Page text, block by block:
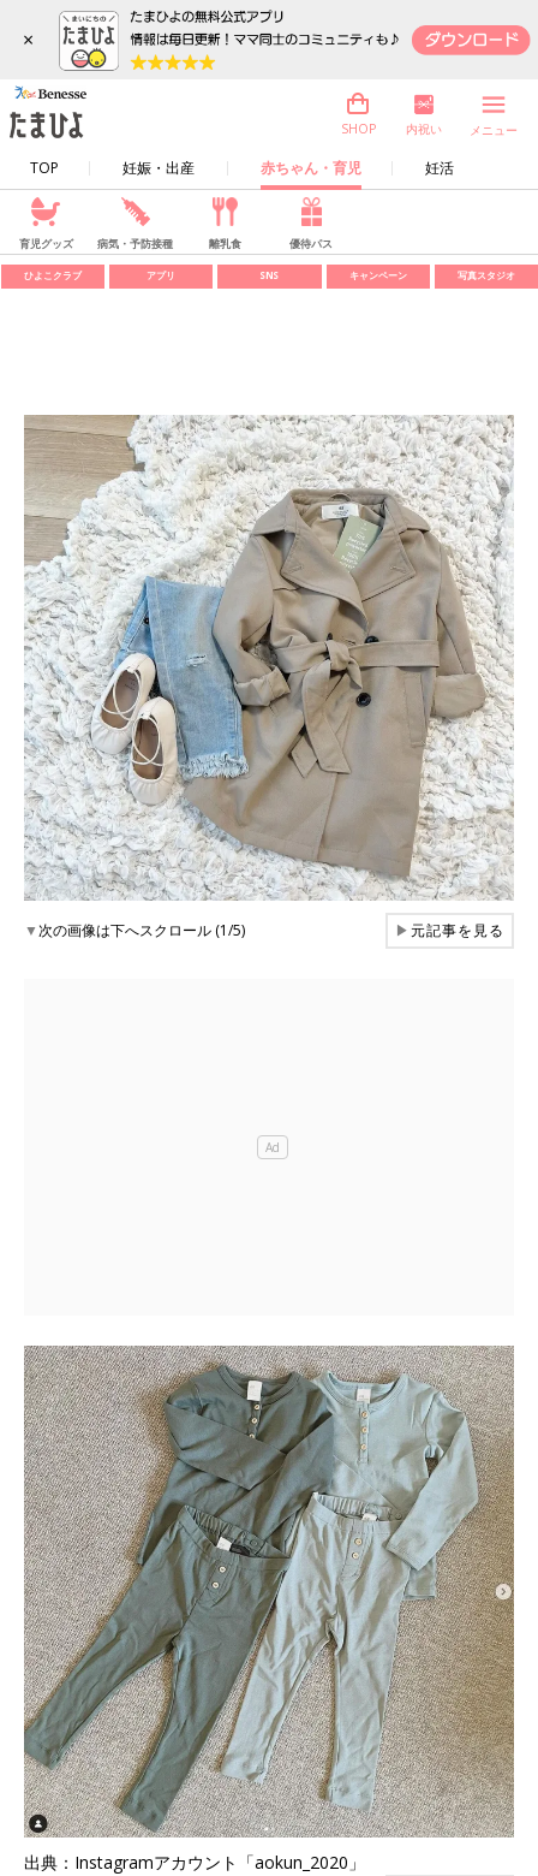
×
TOP 妊娠・出産 赤ちゃん・育児 妊活
SHOP 内祝い メニュー
育児グッズ 病気・予防接種 離乳食 優待パス
ひよこクラブ アプリ SNS キャンペーン 写真スタジオ
▼次の画像は下へスクロール (1/5) ▶元記事を見る
出典：Instagramアカウント「aokun_2020」